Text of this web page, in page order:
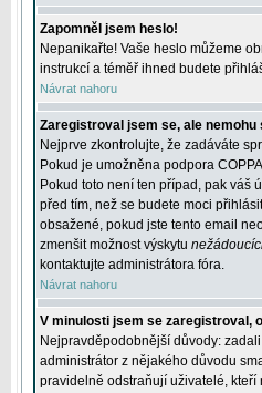
Zapomněl jsem heslo!
Nepanikařte! Vaše heslo můžeme
instrukcí a téměř ihned budete
Návrat nahoru
Zaregistroval jsem se, ale nemohu
Nejprve zkontrolujte, že zadáváte
Pokud je umožněna podpora
Pokud toto není ten případ, pak váš
před tím, než se budete moci
obsažené, pokud jste tento email
zmenšit možnost výskytu
kontaktujte administrátora fóra.
Návrat nahoru
V minulosti jsem se zaregistroval,
Nejpravděpodobnější důvody:
administrátor z nějakého důvodu
pravidelně odstraňují uživatelé,